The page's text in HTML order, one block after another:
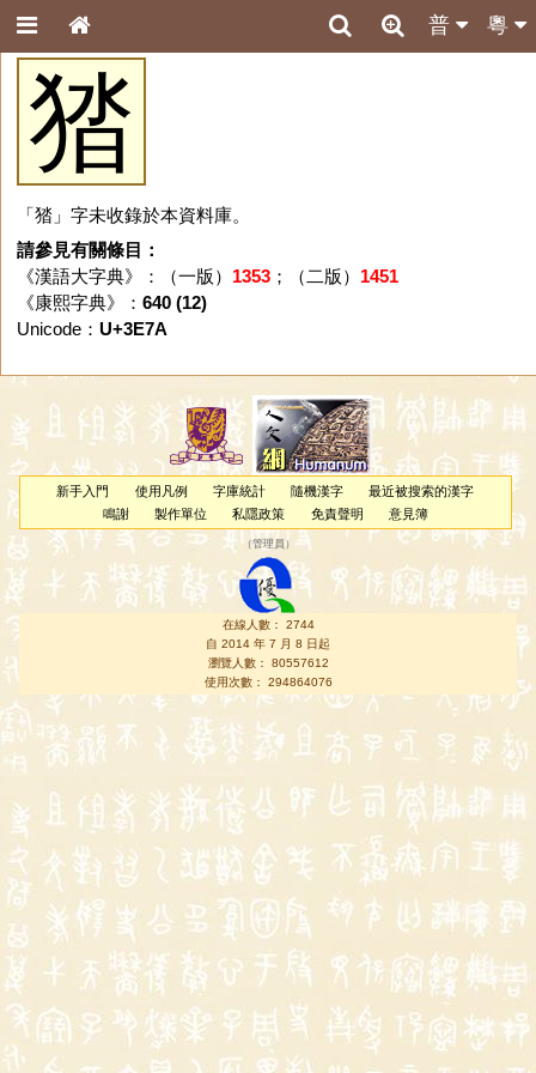
粵
普
㹺
「㹺」字未收錄於本資料庫。
請參見有關條目：
《漢語大字典》：（一版） 1353；（二版） 1451
《康熙字典》： 640 (12)
Unicode： U+3E7A
新手入門 使用凡例 字庫統計 隨機漢字
最近被搜索的漢字
鳴謝
製作單位 私隱政策 免責聲明 意見簿
（管理員 ）
在線人數： 2744
自 2014 年 7 月 8 日起
瀏覽人數： 80557612
使用次數： 294864076